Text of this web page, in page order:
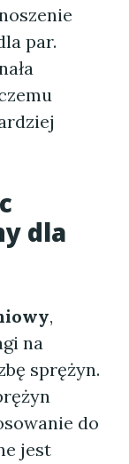
par.
dla
,
na
sprężyn.
do
jest